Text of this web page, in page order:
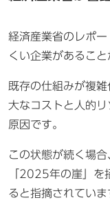
経済産業省のレポ
くい企業があること
既存の仕組みが複
大なコストと人的
原因です。
この状態が続く場
「2025年の崖」を
ると指摘されていま